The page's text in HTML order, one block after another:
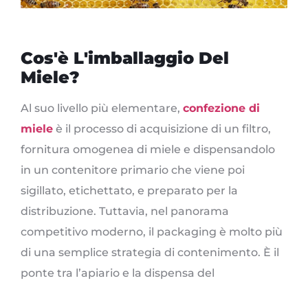
Cos'è L'imballaggio Del
Miele?
Al suo livello più elementare, confezione di
miele è il processo di acquisizione di un filtro,
fornitura omogenea di miele e dispensandolo
in un contenitore primario che viene poi
sigillato, etichettato, e preparato per la
distribuzione. Tuttavia, nel panorama
competitivo moderno, il packaging è molto più
di una semplice strategia di contenimento. È il
ponte tra l’apiario e la dispensa del